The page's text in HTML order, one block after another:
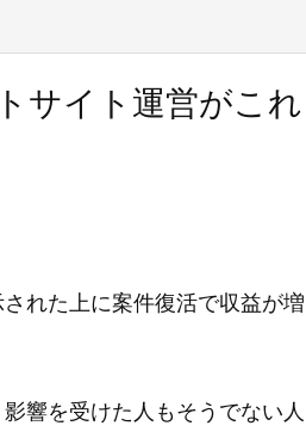
サイト運営がこれ
れた上に案件復活で収益が増
響を受けた人もそうでない人